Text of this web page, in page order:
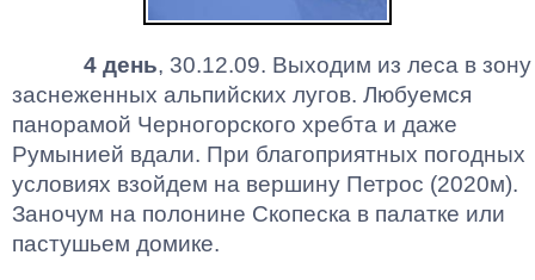
4 день, 30.12.09. Выходим из леса в зону
заснеженных альпийских лугов. Любуемся
панорамой Черногорского хребта и даже
Румынией вдали. При благоприятных погодных
условиях взойдем на вершину Петрос (2020м).
Заночум на полонине Скопеска в палатке или
пастушьем домике.